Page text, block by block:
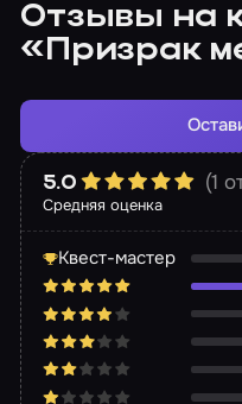
Отзывы на
«Призрак
Средняя оценка
5.0 (1
Квест-мастер